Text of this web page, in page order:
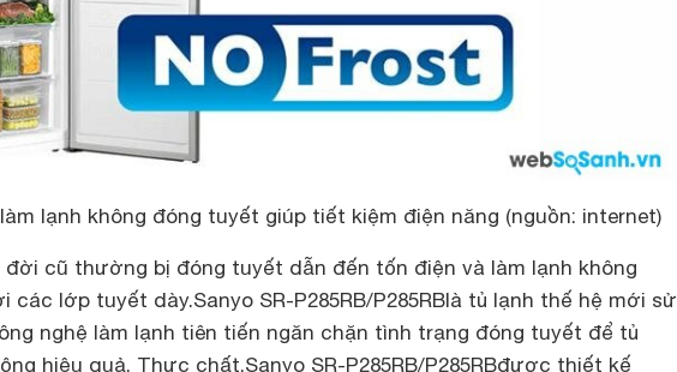
lạnh không đóng tuyết giúp tiết kiệm điện năng (nguồn: internet)
đời cũ thường bị đóng tuyết dẫn đến tốn điện và làm lạnh không
các lớp tuyết dày.Sanyo SR-P285RB/P285RBlà tủ lạnh thế hệ mới sử
nghệ làm lạnh tiên tiến ngăn chặn tình trạng đóng tuyết để tủ
hiệu quả. Thực chất,Sanyo SR-P285RB/P285RBđược thiết kế